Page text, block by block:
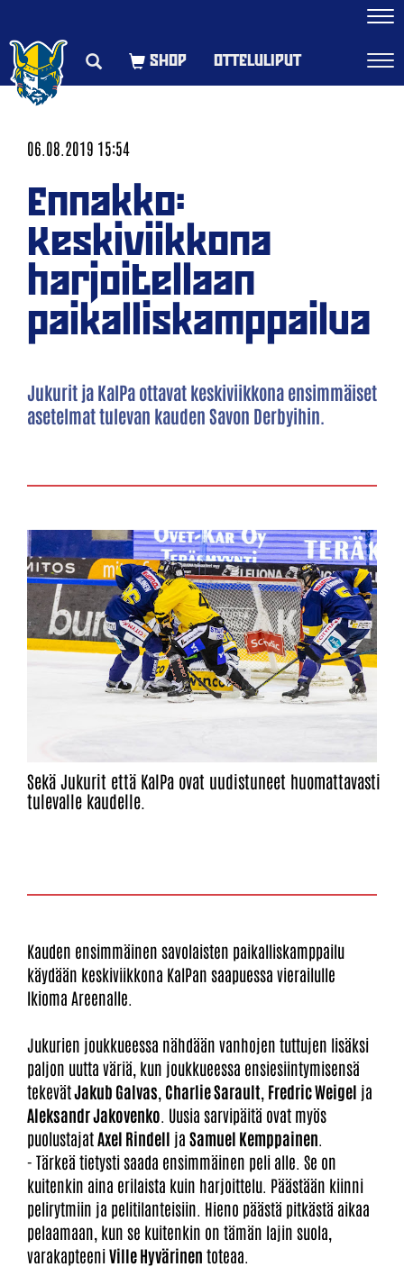
OTTELULIPUT
06.08.2019 15:54
Ennakko:
Keskiviikkona
harjoitellaan
paikalliskamppailua
Jukurit ja KalPa ottavat keskiviikkona ensimmäiset
asetelmat tulevan kauden Savon Derbyihin.
Sekä Jukurit että KalPa ovat uudistuneet huomattavasti
tulevalle kaudelle.
Kauden ensimmäinen savolaisten paikalliskamppailu
käydään keskiviikkona KalPan saapuessa vierailulle
Ikioma Areenalle.
Jukurien joukkueessa nähdään vanhojen tuttujen lisäksi
paljon uutta väriä, kun joukkueessa ensiesiintymisensä
tekevätJakub Galvas Charlie Sarault Fredric Weigel ja
Aleksandr Jakovenko . Uusia sarvipäitä ovat myös
puolustajatAxel Rindell ja Samuel Kemppainen
- Tärkeä tietysti saada ensimmäinen peli alle. Se on
kuitenkin aina erilaista kuin harjoittelu. Päästään kiinni
pelirytmiin ja pelitilanteisiin. Hieno päästä pitkästä aikaa
pelaamaan, kun se kuitenkin on tämän lajin suola,
varakapteeniVille Hyvärinen toteaa.